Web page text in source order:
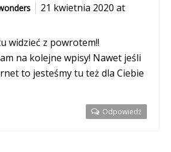
21 kwietnia 2020 at
widzieć z powrotem!!
na kolejne wpisy! Nawet jeśli
to jesteśmy tu też dla Ciebie
Odpowiedź